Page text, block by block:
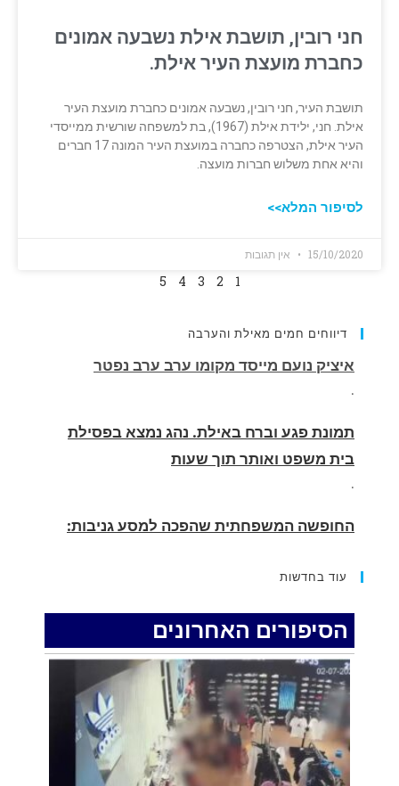
חני רובין, תושבת אילת נשבעה אמונים
כחברת מועצת העיר אילת.
תושבת העיר, חני רובין, נשבעה אמונים כחברת מועצת העיר
אילת. חני, ילידת אילת (1967), בת למשפחה ‏שורשית ממייסדי
העיר אילת, הצטרפה כחברה במועצת העיר המונה 17 חברים
והיא אחת משלוש ‏חברות מועצה.
לסיפור המלא>>
15/10/2020 אין תגובות
1
2
3
4
5
דיווחים חמים מאילת והערבה
תמונת פגע וברח באילת. נהג נמצא בפסילת
.
החופשה המשפחתית שהפכה למסע גניבות:
ילדיהם יצאו למסע גניבות באילת.
סיני
.
רעידת אדמה הורגשה באילת
איציק נועם מייסד מקומו ערב ערב נפטר
עוד בחדשות
הסיפורים האחרונים